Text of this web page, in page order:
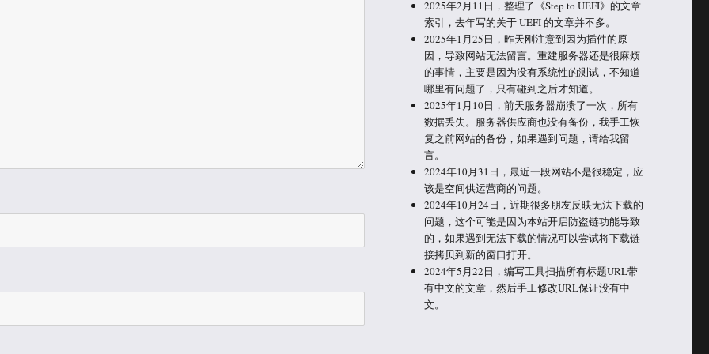
2025年2月11日，整理了《Step to UEFI》的文章
索引，去年写的关于 UEFI 的文章并不多。
2025年1月25日，昨天刚注意到因为插件的原
因，导致网站无法留言。重建服务器还是很麻烦
的事情，主要是因为没有系统性的测试，不知道
哪里有问题了，只有碰到之后才知道。
2025年1月10日，前天服务器崩溃了一次，所有
数据丢失。服务器供应商也没有备份，我手工恢
复之前网站的备份，如果遇到问题，请给我留
言。
2024年10月31日，最近一段网站不是很稳定，应
该是空间供运营商的问题。
2024年10月24日，近期很多朋友反映无法下载的
问题，这个可能是因为本站开启防盗链功能导致
的，如果遇到无法下载的情况可以尝试将下载链
接拷贝到新的窗口打开。
2024年5月22日，编写工具扫描所有标题URL带
有中文的文章，然后手工修改URL保证没有中
文。